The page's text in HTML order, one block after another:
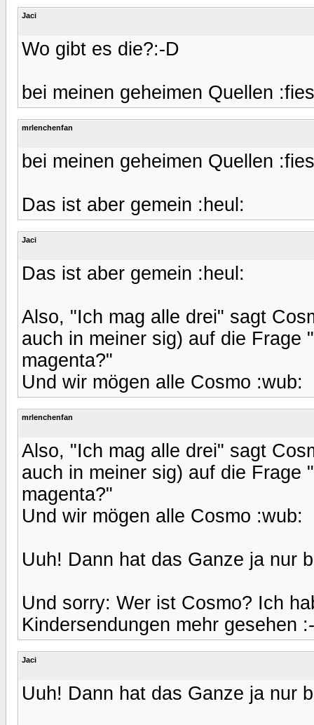
Jaci
Wo gibt es die?:-D
bei meinen geheimen Quellen
mrlenchenfan
bei meinen geheimen Quellen
Das ist aber gemein :heul:
Jaci
Das ist aber gemein :heul:
Also, "Ich mag alle drei" sagt
auch in meiner sig) auf die Frage
magenta?"
Und wir mögen alle Cosmo :wub:
mrlenchenfan
Also, "Ich mag alle drei" sagt
auch in meiner sig) auf die Frage
magenta?"
Und wir mögen alle Cosmo :wub:
Uuh! Dann hat das Ganze ja nur
Und sorry: Wer ist Cosmo? Ich
Kindersendungen mehr gesehen
Jaci
Uuh! Dann hat das Ganze ja nur